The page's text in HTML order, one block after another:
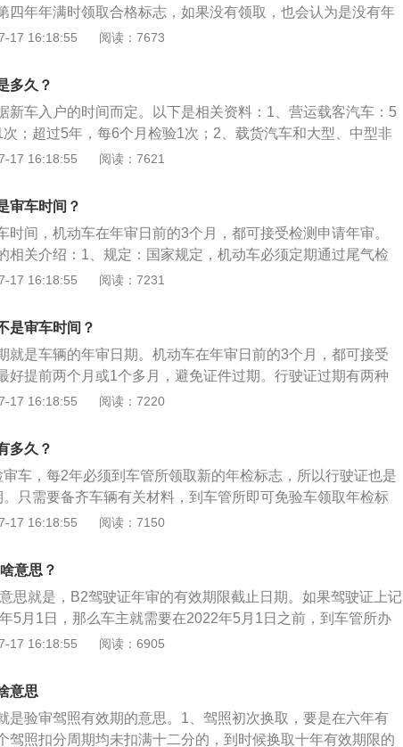
四年年满时领取合格标志，如果没有领取，也会认为是没有年
注：小型、微型非营运载客汽车6年内，每2年检测一次，超过
的情况，每6个月检验1次。载货汽车和大型、中型非营运载客
检验1次，超过10年的情况，每6个月检验1次。
17 16:18:55 阅读：7673
多久？
新车入户的时间而定。以下是相关资料：1、营运载客汽车：5
；超过5年，每6个月检验1次；2、载货汽车和大型、中型非
年以内每年检验1次；超过10年，每6个月检验1次。3、小型、
超过15年，每6个月检验1次。
17 16:18:55 阅读：7621
审车时间？
时间，机动车在年审日前的3个月，都可接受检测申请年审。
相关介绍：1、规定：国家规定，机动车必须定期通过尾气检
灯、刹车、底盘等检测合格，并以无违章记录的情况下，发放
限进行安全技术检验，一般统称为“年检”或“年审”。2、简介：
每个已经取得正式号牌和行驶证的车辆都必须要的一项检测，
《机动车运行安全技术条件》给车辆做体检。车辆年检可以及
患，督促加强汽车的维护保养，减少交通事故的发生。对于车
通安全法实施条例》等文件中有相关规定，在年检前需要一些
通过，年检有初次和定期年检，也有一些相关政策。
17 16:18:55 阅读：7231
是审车时间？
就是车辆的年审日期。机动车在年审日前的3个月，都可接受
好提前两个月或1个多月，避免证件过期。行驶证过期有两种
：就没有在到期时年审，上年的年审时效过期。到期没有年审
公路上行驶就要遭到处罚。2.行驶证证时效过期：这种过期就
样。没有行驶证的车辆也不能在公路上行驶。当然也要遭到同
17 16:18:55 阅读：7220
多久？
车，每2年必须到车管所领取新的年检标志，所以行驶证也是
只需要备齐车辆有关材料，到车管所即可免验车领取年检标
一次，超过15年，每6个月检验1次。拓展资料：以下是机动
载货汽车和大型、中型非营运载客汽车：10年以内每年检验1
6个月检验1次；3、小型、微型非营运载客汽车：6年内免检，
志；2020年11月20日起，超过6年不满10年每年检验1次调整
10年以上每年检验一次；超过15年每6个月检验1次。
17 16:18:55 阅读：7150
意思？
思就是，B2驾驶证年审的有效期限截止日期。如果驾驶证上记
5月1日，那么车主就需要在2022年5月1日之前，到车管所办
程。如果驾驶证在本周期内没有出现违章记分的情况，车主就
取消了审验时间，只需要到期更换机动车驾驶证就可以了。使
上路行驶，一旦被交警发现，就会面临处罚，即便是在车主不
不能免除，所以车主要牢记驾驶证的有效期，及时办理审验的
17 16:18:55 阅读：6905
意思
是验审驾照有效期的意思。1、驾照初次换取，要是在六年有
驾照扣分周期均未扣满十二分的，到时候换取十年有效期限的